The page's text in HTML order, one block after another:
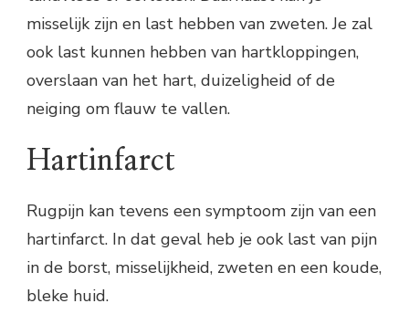
misselijk zijn en last hebben van zweten. Je zal
ook last kunnen hebben van hartkloppingen,
overslaan van het hart, duizeligheid of de
neiging om flauw te vallen.
Hartinfarct
Rugpijn kan tevens een symptoom zijn van een
hartinfarct. In dat geval heb je ook last van pijn
in de borst, misselijkheid, zweten en een koude,
bleke huid.